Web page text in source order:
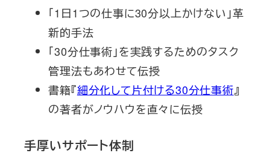
「1日1つの仕事に30分以上かけない」革
新的手法
「30分仕事術」を実践するためのタスク
管理法もあわせて伝授
書籍『細分化して片付ける30分仕事術』
の著者がノウハウを直々に伝授
手厚いサポート体制